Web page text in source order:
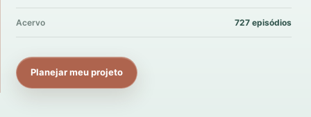
Acervo 727 episódios
Planejar meu projeto